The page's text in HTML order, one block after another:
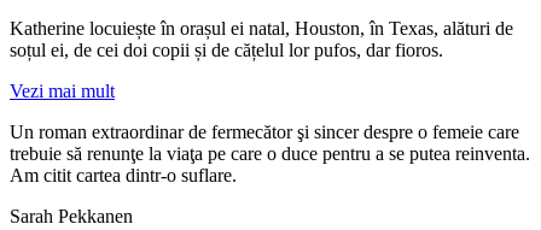
Katherine locuiește în orașul ei natal, Houston, în Texas, alături de
soțul ei, de cei doi copii și de cățelul lor pufos, dar fioros.
Vezi mai mult
Un roman extraordinar de fermecător şi sincer despre o femeie care
trebuie să renunţe la viaţa pe care o duce pentru a se putea reinventa.
Am citit cartea dintr-o suflare.
Sarah Pekkanen